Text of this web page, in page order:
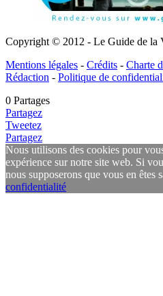
Copyright © 2012 - Le Guide de la
Mentions légales - Crédits - Charte
Rédaction - Politique de
0 Partages
Partagez
Tweetez
Partagez
Nous utilisons des cookies pour
expérience sur notre site web. Si
nous supposerons que vous en êtes
confidentialité